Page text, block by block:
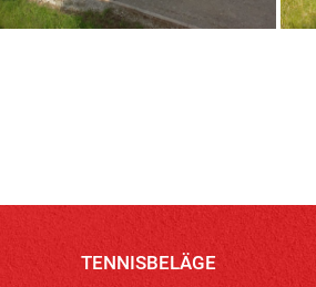
TENNISBELÄGE